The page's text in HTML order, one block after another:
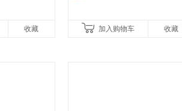
收藏 加入购物车 收藏